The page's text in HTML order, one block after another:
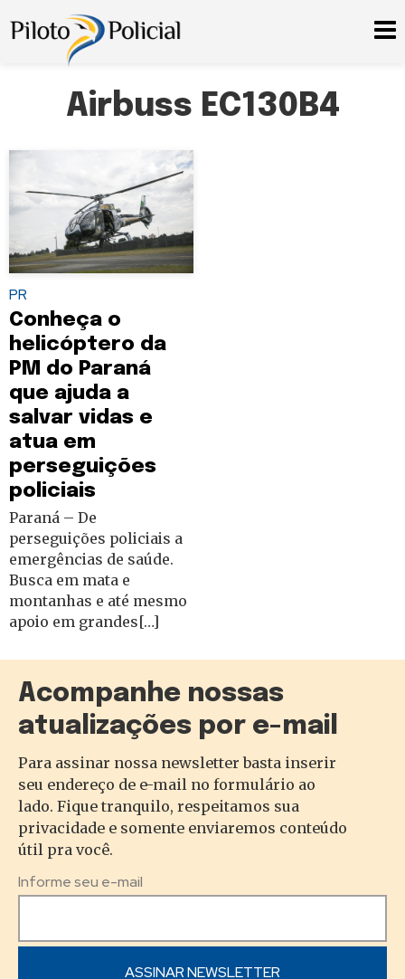
Airbuss EC130B4
PR
Conheça o
helicóptero da
PM do Paraná
que ajuda a
salvar vidas e
atua em
perseguições
policiais
Paraná – De
perseguições policiais a
emergências de saúde.
Busca em mata e
montanhas e até mesmo
apoio em grandes[…]
Acompanhe nossas
atualizações por e-mail
Para assinar nossa newsletter basta inserir
seu endereço de e-mail no formulário ao
lado. Fique tranquilo, respeitamos sua
privacidade e somente enviaremos conteúdo
útil pra você.
Informe seu e-mail